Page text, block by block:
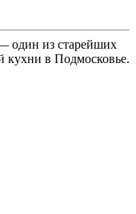
один из старейших
кухни в Подмосковье.